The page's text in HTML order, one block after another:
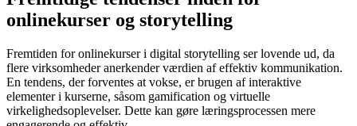
onlinekurser og storytelling
Fremtiden for onlinekurser i digital storytelling ser lovende ud, da
flere virksomheder anerkender værdien af effektiv kommunikation.
En tendens, der forventes at vokse, er brugen af interaktive
elementer i kurserne, såsom gamification og virtuelle
virkelighedsoplevelser. Dette kan gøre læringsprocessen mere